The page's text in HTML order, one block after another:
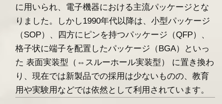
に用いられ、電子機器における主流パッケージとな
りました。しかし1990年代以降は、小型パッケージ
（SOP）、四方にピンを持つパッケージ（QFP）、
格子状に端子を配置したパッケージ（BGA）といっ
た 表面実装型（⇔スルーホール実装型） に置き換わ
り、現在では新製品での採用は少ないものの、教育
用や実験用などでは依然として利用されています。